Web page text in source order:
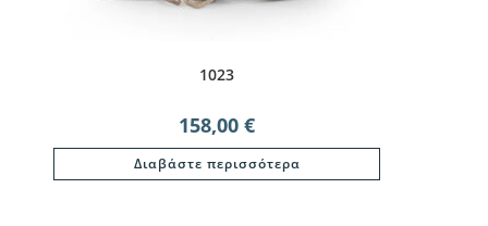
1023
158,00 €
Διαβάστε περισσότερα